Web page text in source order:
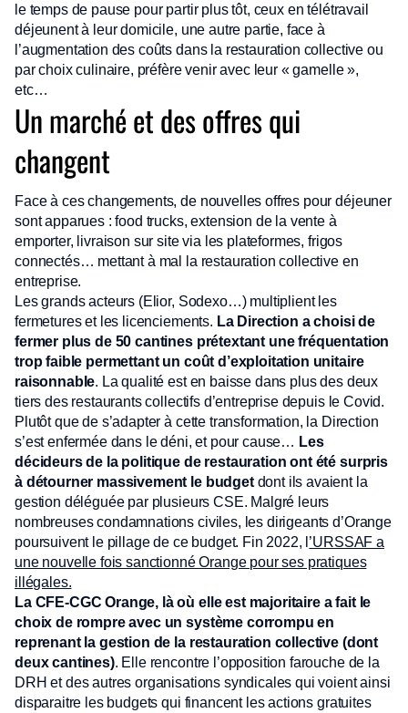
le temps de pause pour partir plus tôt, ceux en télétravail
déjeunent à leur domicile, une autre partie, face à
l’augmentation des coûts dans la restauration collective ou
par choix culinaire, préfère venir avec leur « gamelle »,
etc…
Un marché et des offres qui
changent
Face à ces changements, de nouvelles offres pour déjeuner
sont apparues : food trucks, extension de la vente à
emporter, livraison sur site via les plateformes, frigos
connectés… mettant à mal la restauration collective en
entreprise.
Les grands acteurs (Elior, Sodexo…) multiplient les
fermetures et les licenciements. La Direction a choisi de
fermer plus de 50 cantines prétextant une fréquentation
trop faible permettant un coût d’exploitation unitaire
raisonnable. La qualité est en baisse dans plus des deux
tiers des restaurants collectifs d’entreprise depuis le Covid.
Plutôt que de s’adapter à cette transformation, la Direction
s’est enfermée dans le déni, et pour cause… Les
décideurs de la politique de restauration ont été surpris
à détourner massivement le budgetdont ils avaient la
gestion déléguée par plusieurs CSE. Malgré leurs
nombreuses condamnations civiles, les dirigeants d’Orange
poursuivent le pillage de ce budget. Fin 2022, l ’URSSAF a
une nouvelle fois sanctionné Orange pour ses pratiques
illégales.
La CFE-CGC Orange, là où elle est majoritaire a fait le
choix de rompre avec un système corrompu en
reprenant la gestion de la restauration collective (dont
deux cantines). Elle rencontre l’opposition farouche de la
DRH et des autres organisations syndicales qui voient ainsi
disparaitre les budgets qui financent les actions gratuites